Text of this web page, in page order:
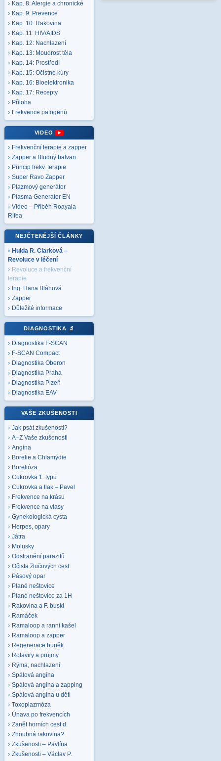
Kap. 8: Alergie a chronické
Kap. 9: Prevence
Kap. 10: Rakovina
Kap. 11: HIV/AIDS
Kap. 12: Nachlazení
Kap. 13: Moudrost těla
Kap. 14: Prostředí
Kap. 15: Očistné kúry
Kap. 16: Bioelektronika
Kap. 17: Recepty
Příloha
Frekvence patogenů
VIDEO
Frekvenční terapie a zapper
Zapper a Bludný balvan
Princip frekv. terapie
Super Ravo Zapper
Plazmový generátor
Plasma Generator EN
Video – Příběh Roayala
Rifea
NEJČTENĚJŠÍ ČLÁNKY
Hulda R. Clarková –
Revoluce v léčení
Revoluce a frekvenční
terapie
Ing. Hana Bláhová
Zapper
Důležité informace
DIAGNOSTIKA 🔬
Diagnostika F-SCAN
F-SCAN Compact
Diagnostika Oberon
Diagnostika Praha
Diagnostika Plzeň
Diagnostika EAV
VAŠE ZKUŠENOSTI
Jak psát zkušenosti?
A–Z Vaše zkušenosti
Angína
Borelie a Chlamýdie
Borelióza
Cukrovka 1. typu
Cukrovka a tlak – Pavel
Frekvence na krásu
Frekvence na vlasy
Gynekologická cysta
Herpes, opary
Játra
Molusky
Odstranění parazitů
Očista žlučových cest
Pásový opar
Plané neštovice
Plané neštovice za 1H
Rakovina a F. buski
Ramáček
Ramaloop a ranní kašel
Ramaloop a zapper
Regenerace buněk
Rotaviry a průjmy
Rýma, nachlazení
Spálová angína
Spálová angína a zapping
Spálová angína u dětí
Toxoplazmóza
Únava po frekvencích
Zanět horních cest d.
Zhoubná rakovina?
Zkušenosti – Pavlína
Zkušenosti – Václav P.